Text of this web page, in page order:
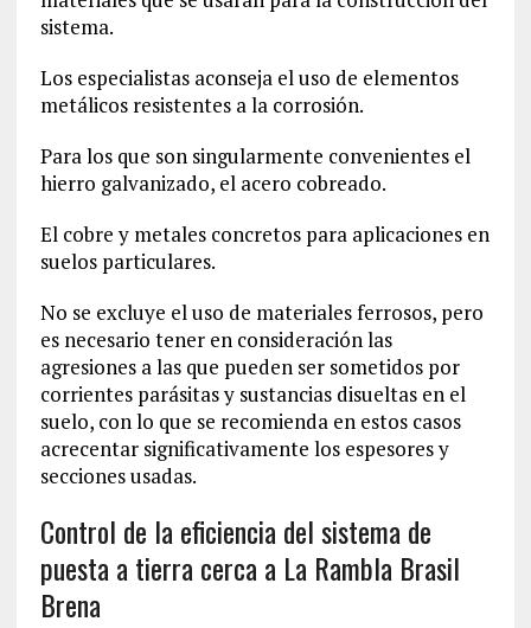
sistema.
Los especialistas aconseja el uso de elementos
metálicos resistentes a la corrosión.
Para los que son singularmente convenientes el
hierro galvanizado, el acero cobreado.
El cobre y metales concretos para aplicaciones en
suelos particulares.
No se excluye el uso de materiales ferrosos, pero
es necesario tener en consideración las
agresiones a las que pueden ser sometidos por
corrientes parásitas y sustancias disueltas en el
suelo, con lo que se recomienda en estos casos
acrecentar significativamente los espesores y
secciones usadas.
Control de la eficiencia del sistema de
puesta a tierra cerca a La Rambla Brasil
Brena